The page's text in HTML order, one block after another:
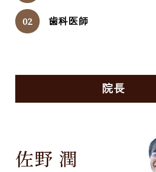
歯科医師
院長
佐野 潤